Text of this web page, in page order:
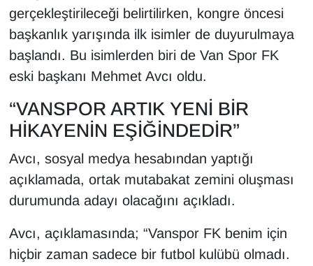
gerçekleştirileceği belirtilirken, kongre öncesi
başkanlık yarışında ilk isimler de duyurulmaya
başlandı. Bu isimlerden biri de Van Spor FK
eski başkanı Mehmet Avcı oldu.
“VANSPOR ARTIK YENİ BİR
HİKAYENİN EŞİĞİNDEDİR”
Avcı, sosyal medya hesabından yaptığı
açıklamada, ortak mutabakat zemini oluşması
durumunda adayı olacağını açıkladı.
Avcı, açıklamasında; “Vanspor FK benim için
hiçbir zaman sadece bir futbol kulübü olmadı.
Kültür & Sanat
KURDÎ
MAGAZİN
MEDYA
ONE EKONOMİ
POLİTİKA
RÖPORTAJ